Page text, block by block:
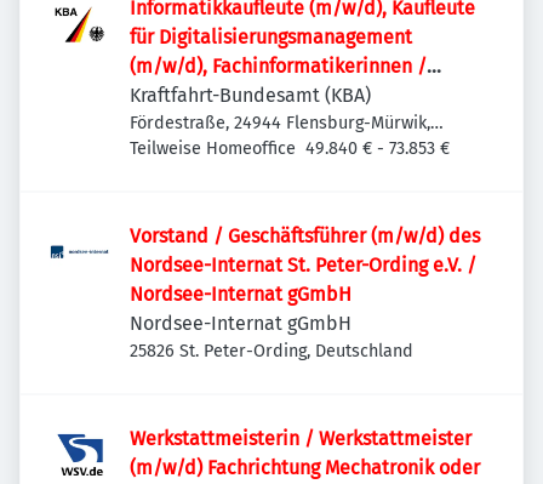
Informatik­kaufleute (m/w/d), Kaufleute
für Digitalisierungs­management
(m/w/d), Fachinformatikerinnen /
Fachinformatiker (m/w/d) oder
vergleichbare IT-Ausbildung für den IT-
Leitstand im Rechenzentrum
Kraftfahrt-Bundesamt (KBA)
Fördestraße, 24944 Flensburg-Mürwik,
Deutschland
Teilweise Homeoffice 49.840 € - 73.853 €
Vorstand / Geschäftsführer (m/w/d) des
Nordsee-Internat St. Peter-Ording e.V. /
Nordsee-Internat gGmbH
Nordsee-Internat gGmbH
25826 St. Peter-Ording, Deutschland
Werkstattmeisterin / Werkstattmeister
(m/w/d) Fachrichtung Mechatronik oder